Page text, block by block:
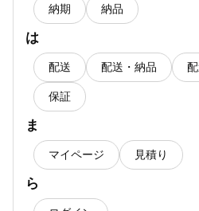
納期 納品
は
配送 配送・納品
保証
ま
マイページ 見積り
ら